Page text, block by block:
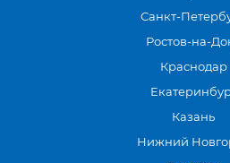
Санкт-
Ростов-на-
Краснодар
Казань
Нижний